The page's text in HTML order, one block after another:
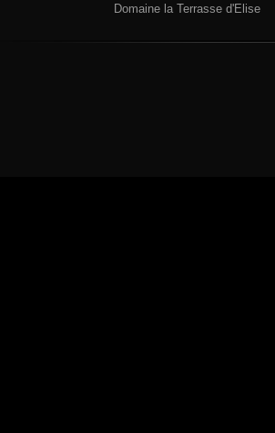
Domaine la Terrasse d'Elise